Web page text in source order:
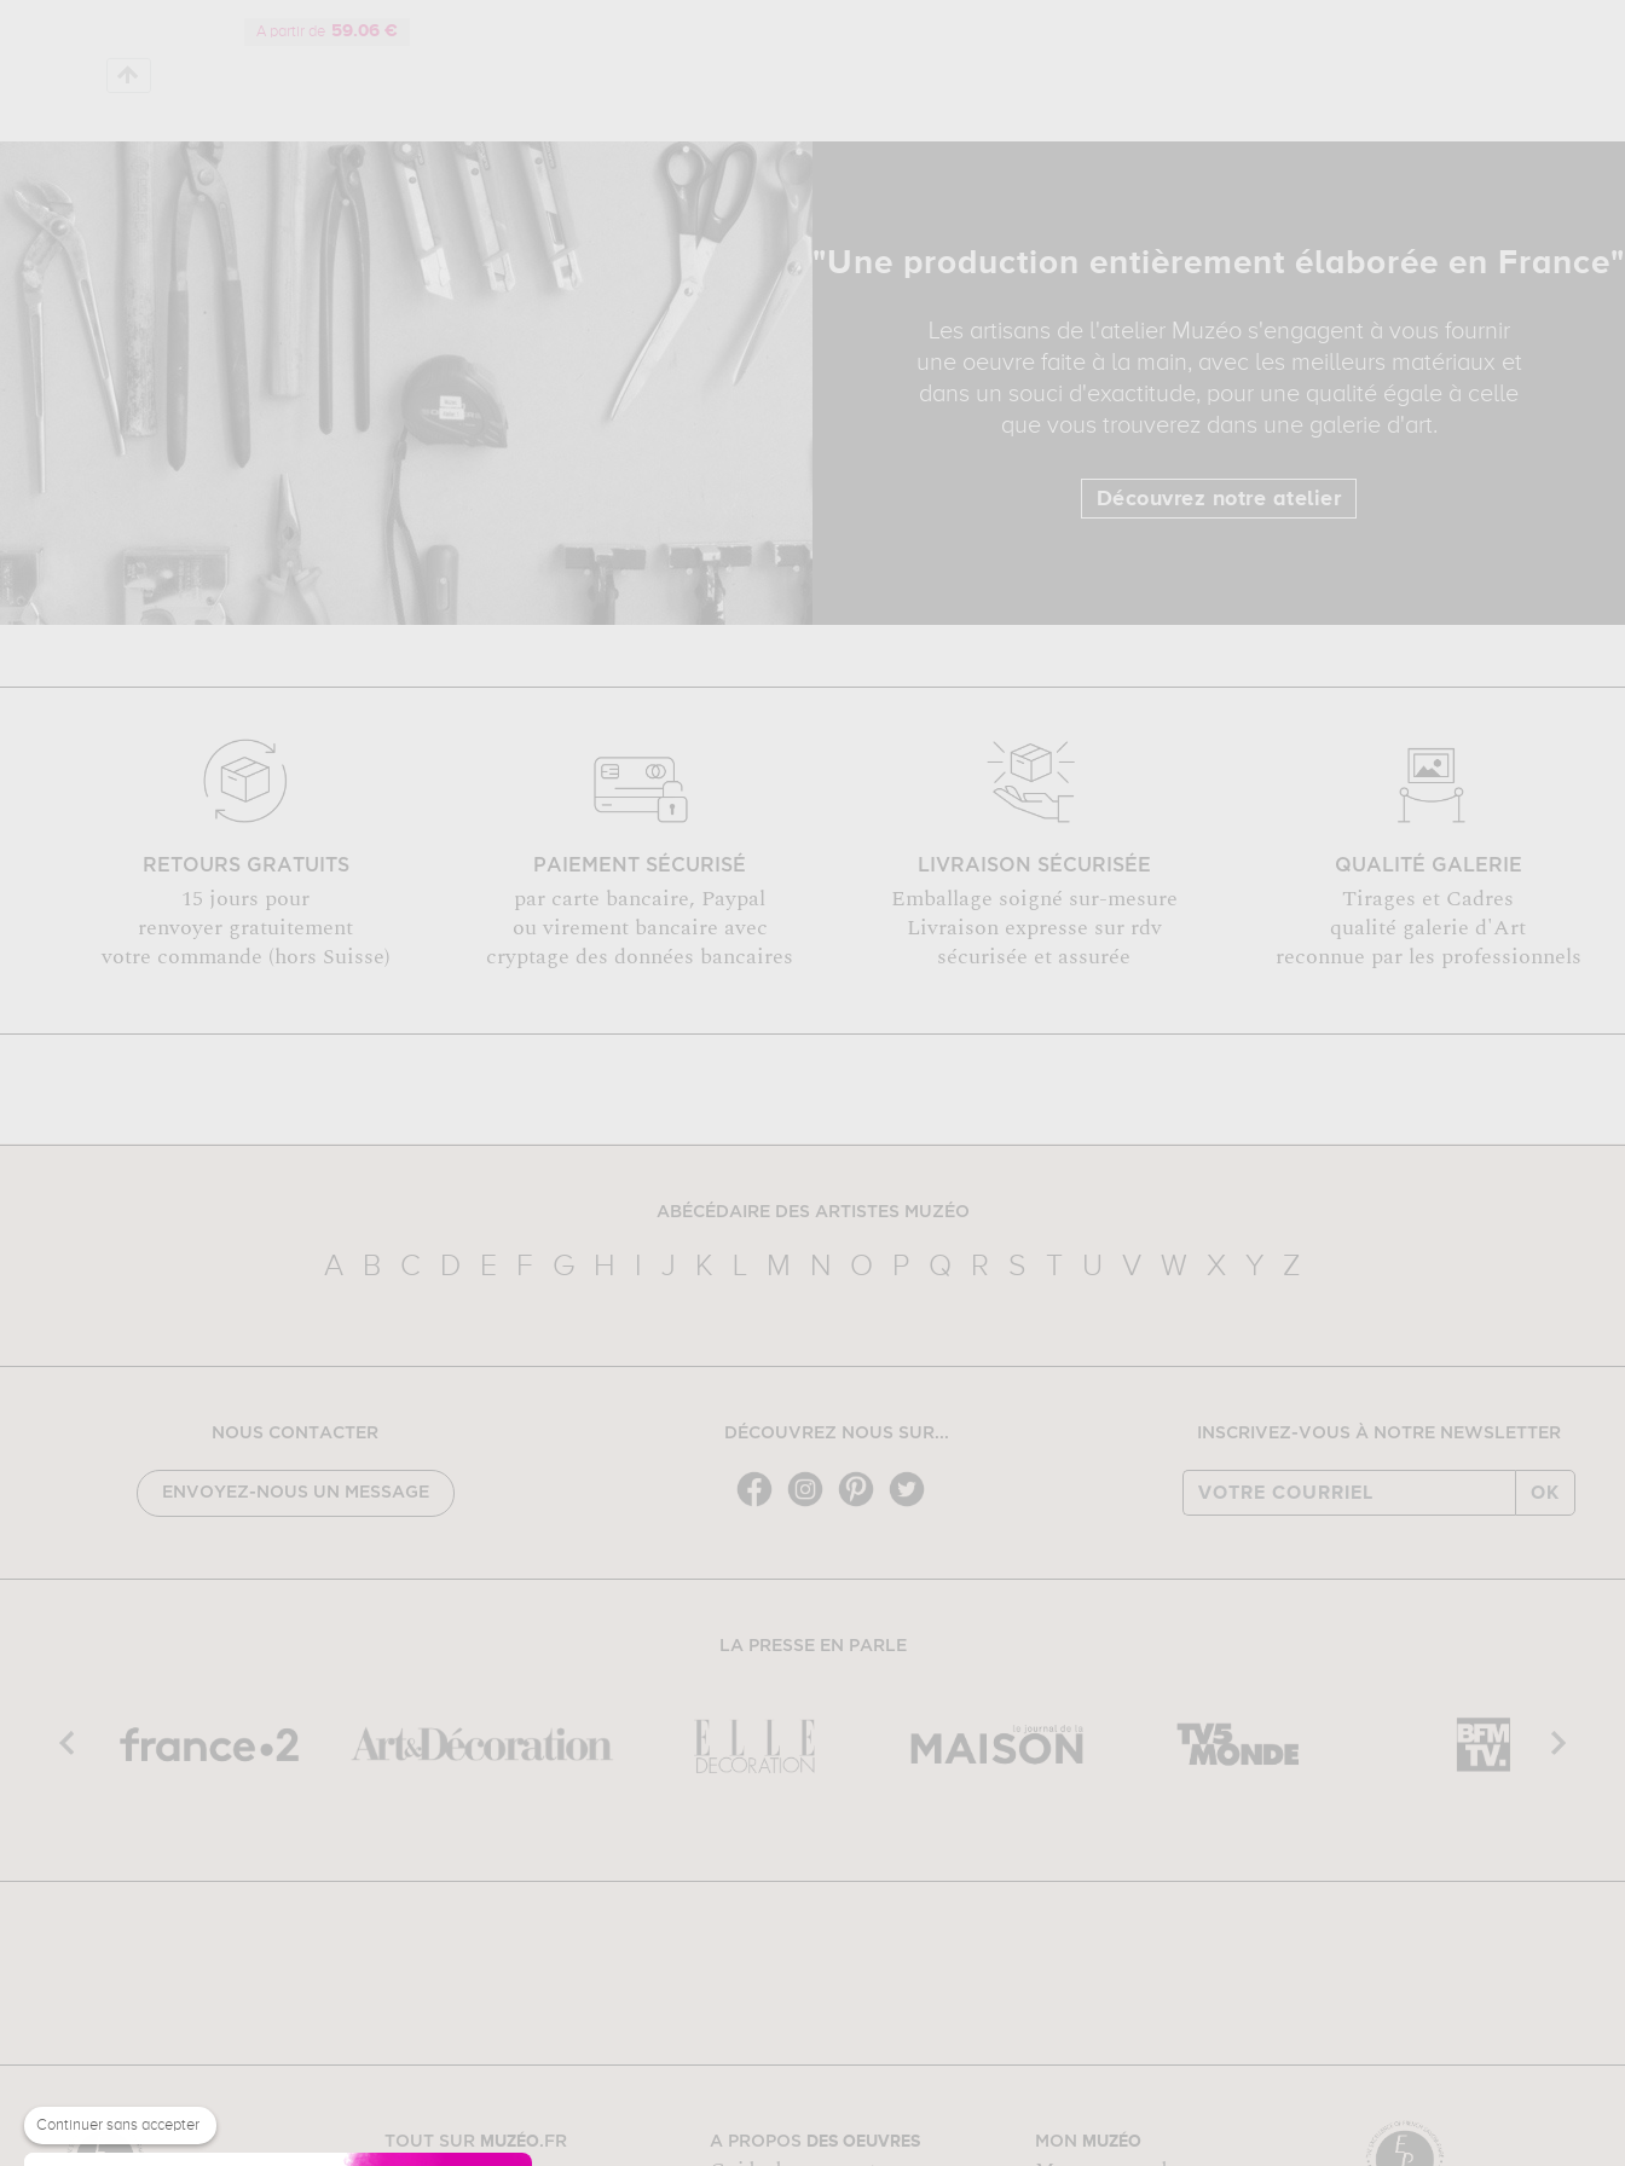
A partir de 59.06 €
"Une production entièrement élaborée en France"
Les artisans de l'atelier Muzéo s'engagent à vous fournir
une oeuvre faite à la main, avec les meilleurs matériaux et
dans un souci d'exactitude, pour une qualité égale à celle
que vous trouverez dans une galerie d'art.
Découvrez notre atelier
RETOURS GRATUITS
15 jours pour
renvoyer gratuitement
votre commande (hors Suisse)
PAIEMENT SÉCURISÉ
par carte bancaire, Paypal
ou virement bancaire avec
cryptage des données bancaires
LIVRAISON SÉCURISÉE
Emballage soigné sur-mesure
Livraison expresse sur rdv
sécurisée et assurée
QUALITÉ GALERIE
Tirages et Cadres
qualité galerie d'Art
reconnue par les professionnels
ABÉCÉDAIRE DES ARTISTES MUZÉO
A B C D E F G H I J K L M N O P Q R S T U V W X Y Z
NOUS CONTACTER
ENVOYEZ-NOUS UN MESSAGE
DÉCOUVREZ NOUS SUR... INSCRIVEZ-VOUS À NOTRE NEWSLETTER
OK
LA PRESSE EN PARLE
TOUT SUR MUZÉO.FR A PROPOS DES OEUVRES MON MUZÉO
Continuer sans accepter